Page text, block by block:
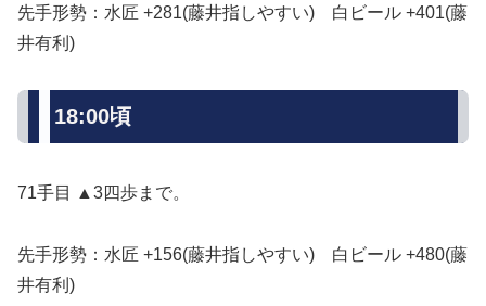
先手形勢：水匠 +281(藤井指しやすい) 白ビール +401(藤
井有利)
18:00頃
71手目 ▲3四歩まで。
先手形勢：水匠 +156(藤井指しやすい) 白ビール +480(藤
井有利)